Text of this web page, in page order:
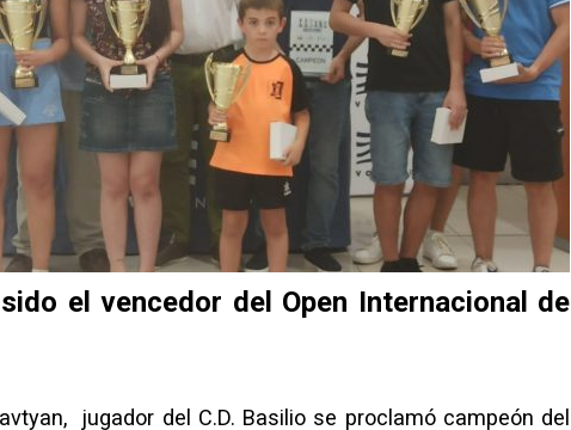
el vencedor del Open Internacional de
jugador del C.D. Basilio se proclamó campeón del